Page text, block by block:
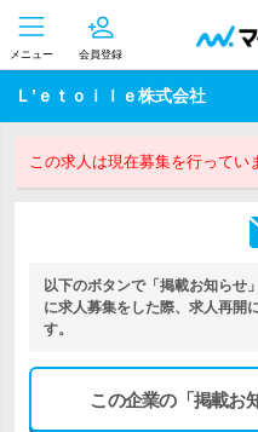
メニュー 会員登録
Ｌ’ｅｔｏｉｌｅ株式会社
この求人は現在募集を行ってい
以下のボタンで「掲載お知らせ
に求人募集をした際、求人再開
す。
この企業の「掲載お